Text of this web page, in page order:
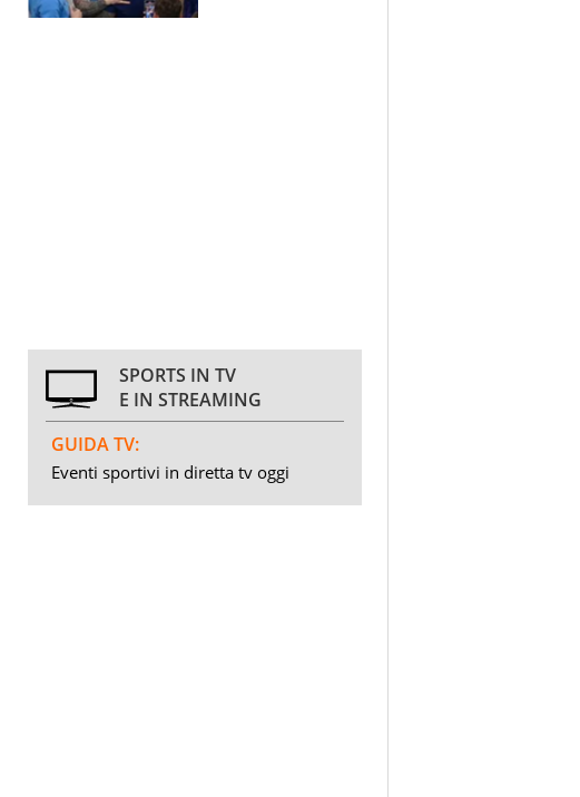
SPORTS IN TV
E IN STREAMING
GUIDA TV:
Eventi sportivi in diretta tv oggi